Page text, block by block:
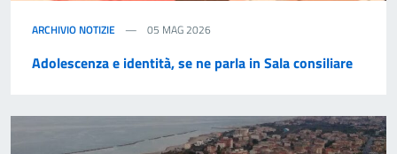
ARCHIVIO NOTIZIE 05 MAG 2026
Adolescenza e identità, se ne parla in Sala consiliare